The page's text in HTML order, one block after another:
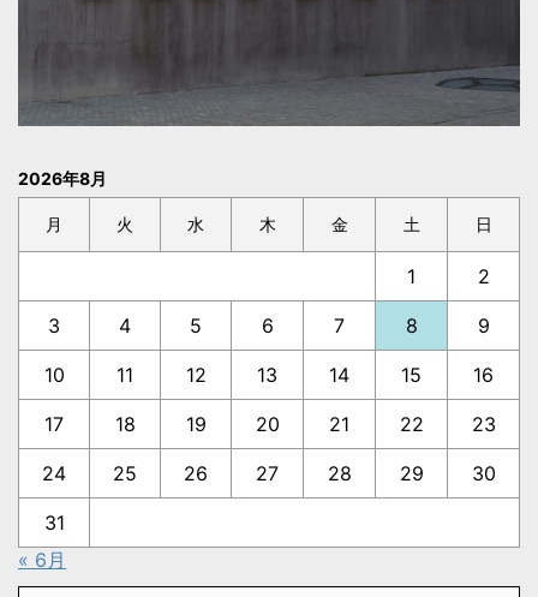
2026年8月
月 火 水 木 金 土 日
1 2
3 4 5 6 7 8 9
10 11 12 13 14 15 16
17 18 19 20 21 22 23
24 25 26 27 28 29 30
31
« 6月